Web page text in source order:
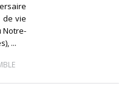
de vie
Notre-
...